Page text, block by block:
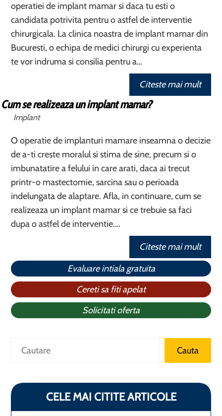
operatiei de implant mamar si daca tu esti o
candidata potrivita pentru o astfel de interventie
chirurgicala. La clinica noastra de implant mamar din
Bucuresti, o echipa de medici chirurgi cu experienta
te vor indruma si consilia pentru a…
Citeste mai mult
Cum se realizeaza un implant mamar?
Implant
O operatie de implanturi mamare inseamna o decizie
de a-ti creste moralul si stima de sine, precum si o
imbunatatire a felului in care arati, daca ai trecut
printr-o mastectomie, sarcina sau o perioada
indelungata de alaptare. Afla, in continuare, cum se
realizeaza un implant mamar si ce trebuie sa faci
dupa o astfel de interventie.…
Citeste mai mult
Evaluare intiala gratuita
Cereti sa fiti apelat
Solicitati oferta
Caută Cauta
CELE MAI CITITE ARTICOLE